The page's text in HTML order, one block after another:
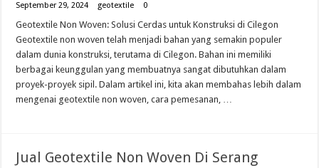
September 29, 2024 geotextile 0
Geotextile Non Woven: Solusi Cerdas untuk Konstruksi di Cilegon
Geotextile non woven telah menjadi bahan yang semakin populer
dalam dunia konstruksi, terutama di Cilegon. Bahan ini memiliki
berbagai keunggulan yang membuatnya sangat dibutuhkan dalam
proyek-proyek sipil. Dalam artikel ini, kita akan membahas lebih dalam
mengenai geotextile non woven, cara pemesanan, …
Jual Geotextile Non Woven Di Serang